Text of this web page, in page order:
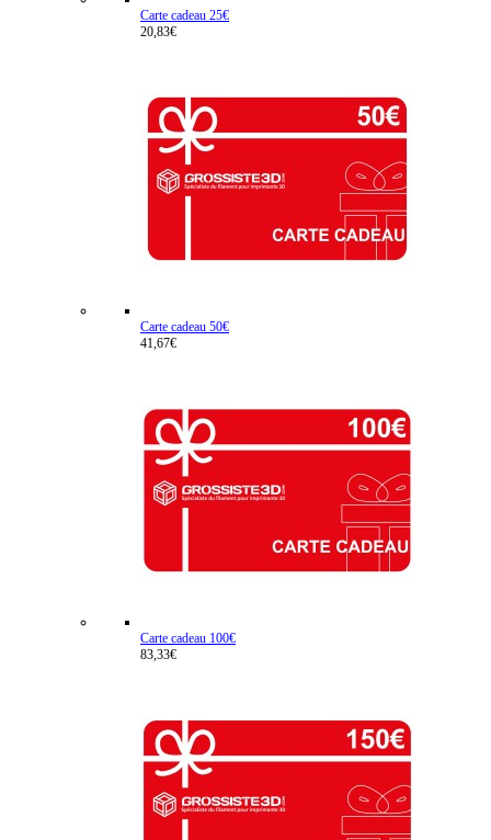
Carte cadeau 25€
20,83€
Carte cadeau 50€
41,67€
Carte cadeau 100€
83,33€